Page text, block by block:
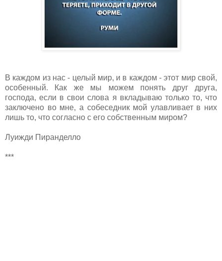
В каждом из нас - целый мир, и в каждом - этот мир свой,
особенный. Как же мы можем понять друг друга,
господа, если в свои слова я вкладываю только то, что
заключено во мне, а собеседник мой улавливает в них
лишь то, что согласно с его собственным миром?
Луижди Пиранделло
***